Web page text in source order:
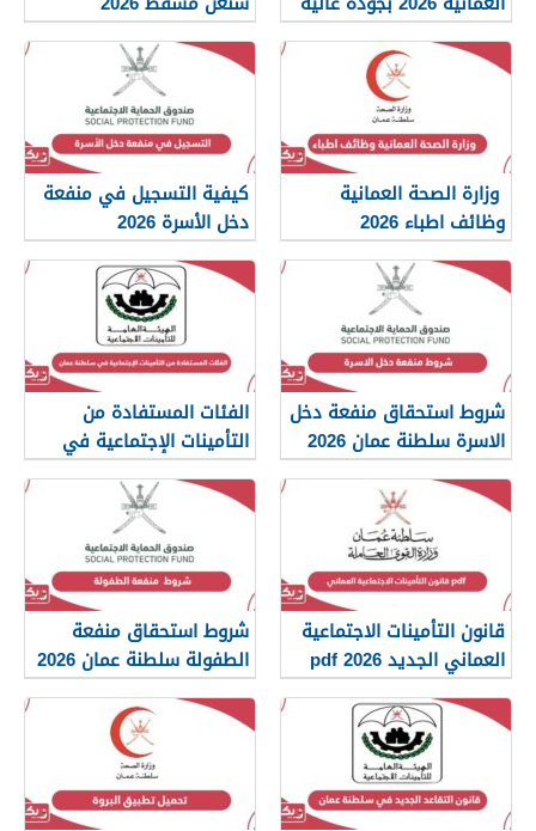
png
وزارة الصحة العمانية
وظائف اطباء 2026
كيفية التسجيل في منفعة
دخل الأسرة 2026
شروط استحقاق منفعة دخل
الاسرة سلطنة عمان 2026
الفئات المستفادة من
التأمينات الإجتماعية في
سلطنة عمان 2026
قانون التأمينات الاجتماعية
العماني الجديد 2026 pdf
شروط استحقاق منفعة
الطفولة سلطنة عمان 2026